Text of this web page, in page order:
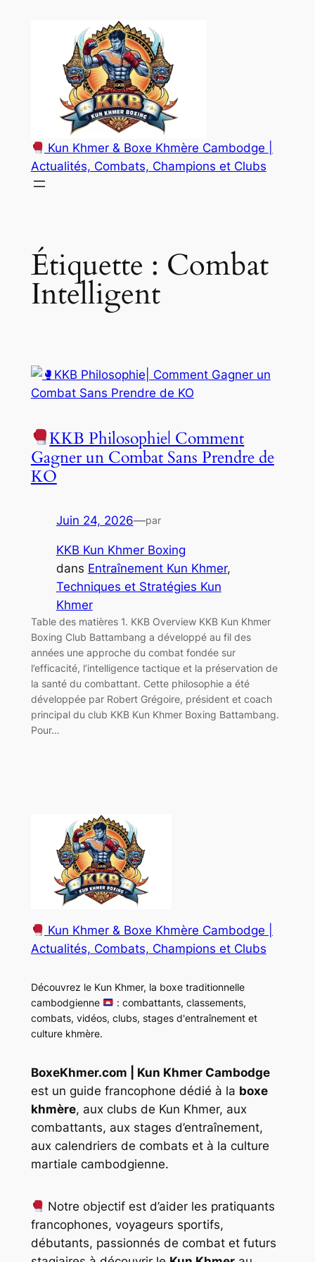
Kun Khmer & Boxe Khmère Cambodge |
Actualités, Combats, Champions et Clubs
Étiquette : Combat
Intelligent
KKB Philosophie| Comment
Gagner un Combat Sans Prendre de
KO
Juin 24, 2026—par
KKB Kun Khmer Boxing
dans Entraînement Kun Khmer
Techniques et Stratégies Kun
Khmer
Table des matières 1. KKB Overview KKB Kun Khmer
Boxing Club Battambang a développé au fil des
années une approche du combat fondée sur
l’efficacité, l’intelligence tactique et la préservation de
la santé du combattant. Cette philosophie a été
développée par Robert Grégoire, président et coach
principal du club KKB Kun Khmer Boxing Battambang.
Pour…
Kun Khmer & Boxe Khmère Cambodge |
Actualités, Combats, Champions et Clubs
Découvrez le Kun Khmer, la boxe traditionnelle
cambodgienne
: combattants, classements,
combats, vidéos, clubs, stages d'entraînement et
culture khmère.
BoxeKhmer.com | Kun Khmer Cambodge
est un guide francophone dédié à la boxe
khmère, aux clubs de Kun Khmer, aux
combattants, aux stages d’entraînement,
aux calendriers de combats et à la culture
martiale cambodgienne.
Notre objectif est d’aider les pratiquants
francophones, voyageurs sportifs,
débutants, passionnés de combat et futurs